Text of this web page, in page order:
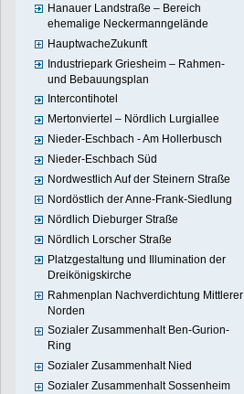
Hanauer Landstraße – Bereich
ehemalige Neckermanngelände
HauptwacheZukunft
Industriepark Griesheim – Rahmen-
und Bebauungsplan
Intercontihotel
Mertonviertel – Nördlich Lurgiallee
Nieder-Eschbach - Am Hollerbusch
Nieder-Eschbach Süd
Nordwestlich Auf der Steinern Straße
Nordöstlich der Anne-Frank-Siedlung
Nördlich Dieburger Straße
Nördlich Lorscher Straße
Platzgestaltung und Illumination der
Dreikönigskirche
Rahmenplan Nachverdichtung Mittlerer
Norden
Sozialer Zusammenhalt Ben-Gurion-
Ring
Sozialer Zusammenhalt Nied
Sozialer Zusammenhalt Sossenheim